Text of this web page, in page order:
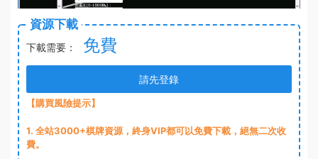
資源下載
下載需要： 免費
請先登錄
【購買風險提示】
1. 全站3000+棋牌資源，終身VIP都可以免費下載，絕無二次收
費。